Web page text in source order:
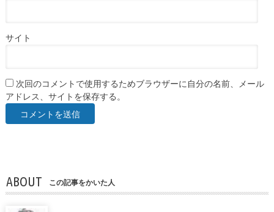
サイト
次回のコメントで使用するためブラウザーに自分の名前、メール
アドレス、サイトを保存する。
ABOUT この記事をかいた人